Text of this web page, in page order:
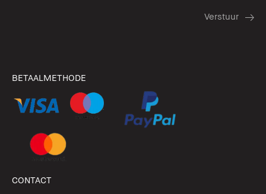
BETAALMETHODE
CONTACT